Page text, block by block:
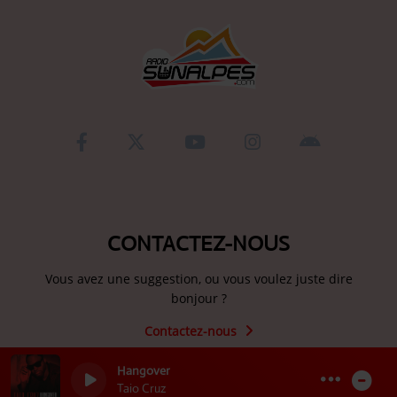
Hangover
Taio Cruz
CONTACTEZ-NOUS
Vous avez une suggestion, ou vous voulez juste dire
bonjour ?
Contactez-nous